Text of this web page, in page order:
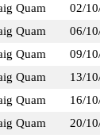
Quam 02/
Quam 06/
Quam 09/
Quam 13/
Quam 16/
Quam 20/